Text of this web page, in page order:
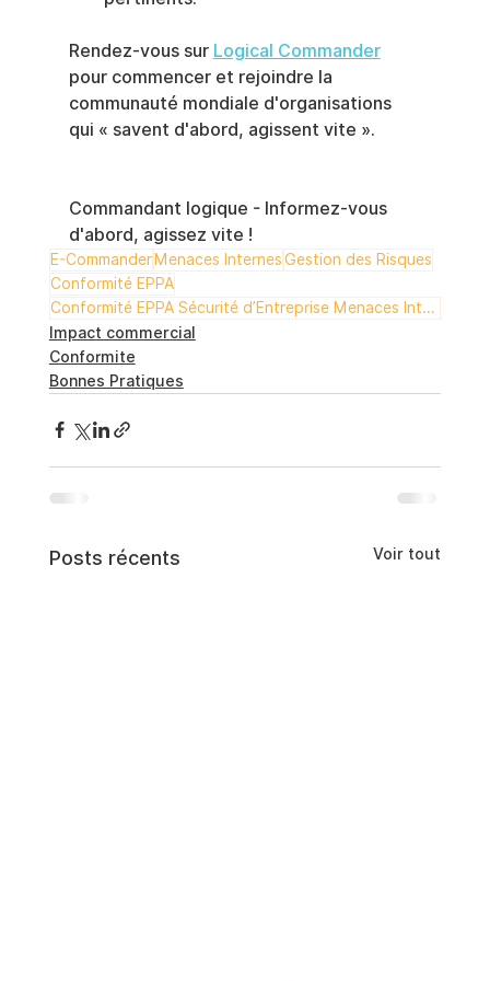
Rendez-vous sur Logical Commander
pour commencer et rejoindre la
communauté mondiale d'organisations
qui « savent d'abord, agissent vite ».
Commandant logique - Informez-vous
d'abord, agissez vite !
E-Commander Menaces InternesGestion des Risques
Conformité EPPA
Conformité EPPA Sécurité d’Entreprise Menaces Internes Gestion des Risques E-Commander Risk-HR
Impact commercial
Conformite
Bonnes Pratiques
Posts récents Voir tout